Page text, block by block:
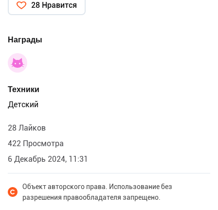
28 Нравится
Награды
Техники
Детский
28 Лайков
422 Просмотра
6 Декабрь 2024, 11:31
Объект авторского права. Использование без
разрешения правообладателя запрещено.